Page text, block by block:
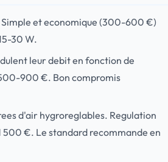
et economique (300-600 €)
30 W.
leur debit en fonction de
900 €. Bon compromis
d'air hygroreglables. Regulation
€. Le standard recommande en